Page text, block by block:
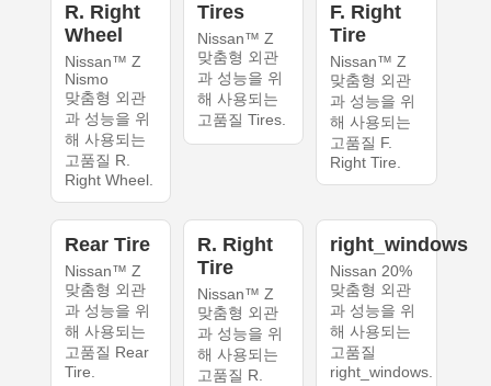
R. Right
Wheel
Nissan™ Z
Nismo
맞춤형 외관
과 성능을 위
해 사용되는
고품질 R.
Right Wheel.
Tires
Nissan™ Z
맞춤형 외관
과 성능을 위
해 사용되는
고품질 Tires.
F. Right
Tire
Nissan™ Z
맞춤형 외관
과 성능을 위
해 사용되는
고품질 F.
Right Tire.
Rear Tire
Nissan™ Z
맞춤형 외관
과 성능을 위
해 사용되는
고품질 Rear
Tire.
R. Right
Tire
Nissan™ Z
맞춤형 외관
과 성능을 위
해 사용되는
고품질 R.
right_windows
Nissan 20%
맞춤형 외관
과 성능을 위
해 사용되는
고품질
right_windows.